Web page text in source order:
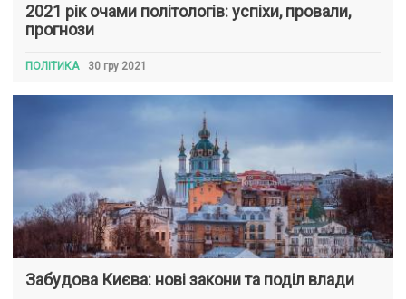
2021 рік очами політологів: успіхи, провали,
прогнози
ПОЛІТИКА 30 гру 2021
Забудова Києва: нові закони та поділ влади